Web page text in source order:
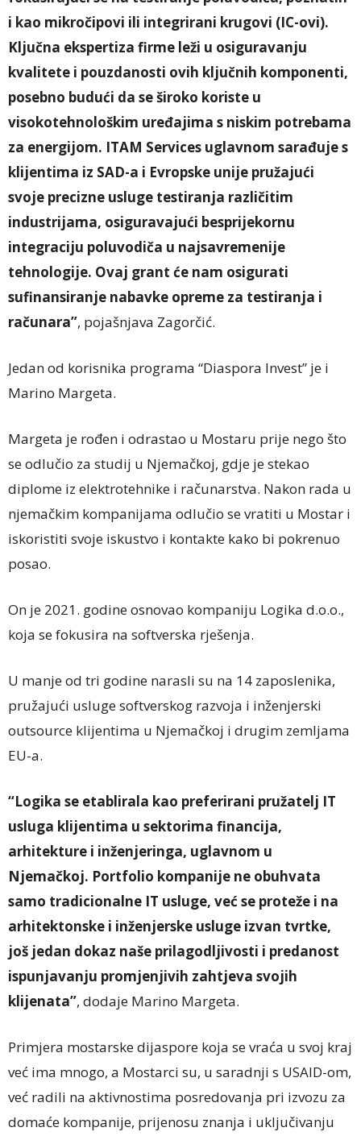
i kao mikročipovi ili integrirani krugovi (IC-ovi).
Ključna ekspertiza firme leži u osiguravanju
kvalitete i pouzdanosti ovih ključnih komponenti,
posebno budući da se široko koriste u
visokotehnološkim uređajima s niskim potrebama
za energijom. ITAM Services uglavnom sarađuje s
klijentima iz SAD-a i Evropske unije pružajući
svoje precizne usluge testiranja različitim
industrijama, osiguravajući besprijekornu
integraciju poluvodiča u najsavremenije
tehnologije. Ovaj grant će nam osigurati
sufinansiranje nabavke opreme za testiranja i
računara”, pojašnjava Zagorčić.
Jedan od korisnika programa “Diaspora Invest” je i
Marino Margeta.
Margeta je rođen i odrastao u Mostaru prije nego što
se odlučio za studij u Njemačkoj, gdje je stekao
diplome iz elektrotehnike i računarstva. Nakon rada u
njemačkim kompanijama odlučio se vratiti u Mostar i
iskoristiti svoje iskustvo i kontakte kako bi pokrenuo
posao.
On je 2021. godine osnovao kompaniju Logika d.o.o.,
koja se fokusira na softverska rješenja.
U manje od tri godine narasli su na 14 zaposlenika,
pružajući usluge softverskog razvoja i inženjerski
outsource klijentima u Njemačkoj i drugim zemljama
EU-a.
“Logika se etablirala kao preferirani pružatelj IT
usluga klijentima u sektorima financija,
arhitekture i inženjeringa, uglavnom u
Njemačkoj. Portfolio kompanije ne obuhvata
samo tradicionalne IT usluge, već se proteže i na
arhitektonske i inženjerske usluge izvan tvrtke,
još jedan dokaz naše prilagodljivosti i predanost
ispunjavanju promjenjivih zahtjeva svojih
klijenata”, dodaje Marino Margeta.
Primjera mostarske dijaspore koja se vraća u svoj kraj
već ima mnogo, a Mostarci su, u saradnji s USAID-om,
već radili na aktivnostima posredovanja pri izvozu za
domaće kompanije, prijenosu znanja i uključivanju